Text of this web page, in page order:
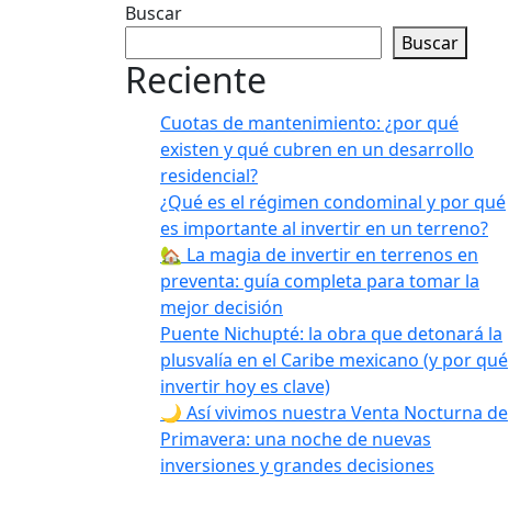
Buscar
Buscar
Reciente
Cuotas de mantenimiento: ¿por qué
existen y qué cubren en un desarrollo
residencial?
¿Qué es el régimen condominal y por qué
es importante al invertir en un terreno?
🏡 La magia de invertir en terrenos en
preventa: guía completa para tomar la
mejor decisión
Puente Nichupté: la obra que detonará la
plusvalía en el Caribe mexicano (y por qué
invertir hoy es clave)
🌙 Así vivimos nuestra Venta Nocturna de
Primavera: una noche de nuevas
inversiones y grandes decisiones